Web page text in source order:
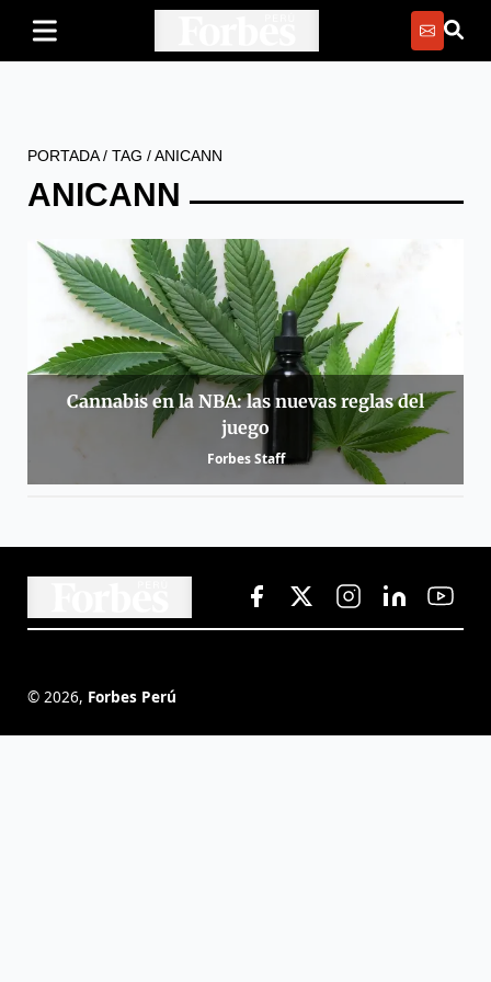
PORTADA/ TAG /ANICANN
ANICANN
Cannabis en la NBA: las nuevas reglas del
juego
Forbes Staff
© 2026, Forbes Perú